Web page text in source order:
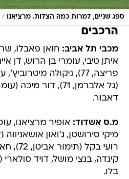
ספג שניים, למרות כמה הצלות. מרציאנו /
הרכבים
מכבי תל אביב: חואן פאבלו,
איתן טיבי, עומרי בן הרוש, דן
פריצה, 77), ניקולה
דאבור.
מ.ס אשדוד: אופיר מרציאנו,
רועי
בלו.